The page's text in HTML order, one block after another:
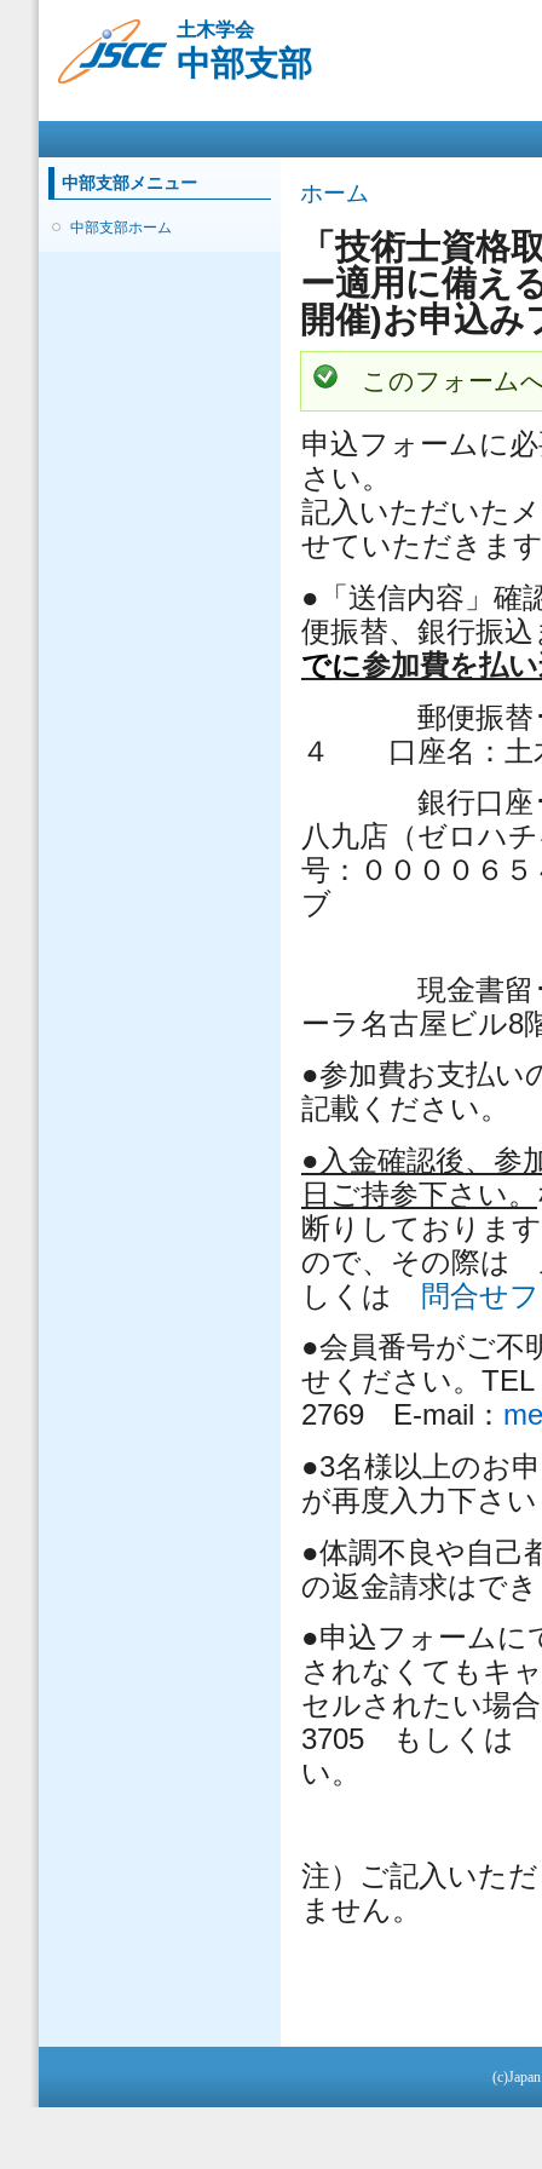
動
土木学会
中部支部
中部支部メニュー
中部支部ホーム
現在地
ホーム
「技術士資
ー適用に備え
開催)お申込み
ステータスメッ
このフォーム
申込フォームに
さい。
記入いただいた
せていただきま
●「送信内容」確
便振替、銀行振
でに参加費を払
郵便振替････
４ 口座名：土
銀行口座･･･
八九店（ゼロ
号：００００６
ブ
現金書留････
ーラ名古屋ビル
●参加費お支払い
記載ください。
●入金確認後、参
日ご持参下さい。
断りしておりま
ので、その際は
しくは 問合せ
●会員番号がご不
せください。TEL
2769 E‐mail：
●3名様以上のお
が再度入力下さ
●体調不良や自己
の返金請求はで
●申込フォームに
されなくてもキ
セルされたい場
3705 もしくは
い。
注）ご記入いた
ません。